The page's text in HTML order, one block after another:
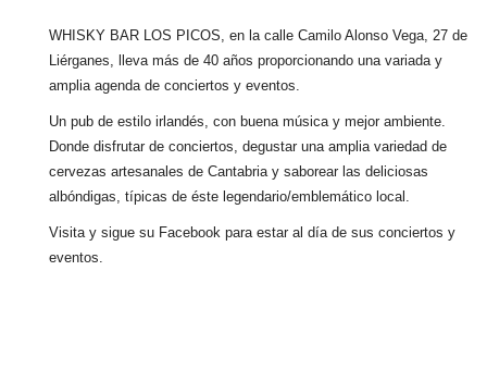
WHISKY BAR LOS PICOS, en la calle Camilo Alonso Vega, 27 de
Liérganes, lleva más de 40 años proporcionando una variada y
amplia agenda de conciertos y eventos.
Un pub de estilo irlandés, con buena música y mejor ambiente.
Donde disfrutar de conciertos, degustar una amplia variedad de
cervezas artesanales de Cantabria y saborear las deliciosas
albóndigas, típicas de éste legendario/emblemático local.
Visita y sigue su Facebook para estar al día de sus conciertos y
eventos.